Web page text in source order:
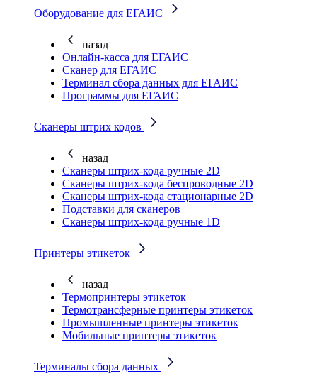
Оборудование для ЕГАИС
назад
Онлайн-касса для ЕГАИС
Сканер для ЕГАИС
Терминал сбора данных для ЕГАИС
Программы для ЕГАИС
Сканеры штрих кодов
назад
Сканеры штрих-кода ручные 2D
Сканеры штрих-кода беспроводные 2D
Cканеры штрих-кода стационарные 2D
Подставки для сканеров
Сканеры штрих-кода ручные 1D
Принтеры этикеток
назад
Термопринтеры этикеток
Термотрансферные принтеры этикеток
Промышленные принтеры этикеток
Мобильные принтеры этикеток
Терминалы сбора данных